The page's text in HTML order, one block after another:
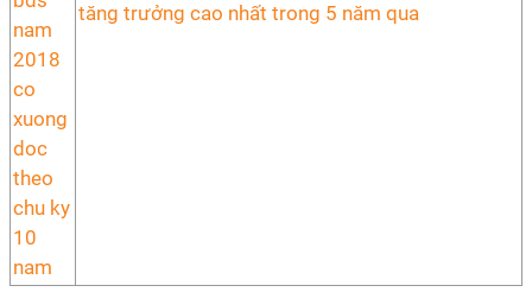
tăng trưởng cao nhất trong 5 năm qua